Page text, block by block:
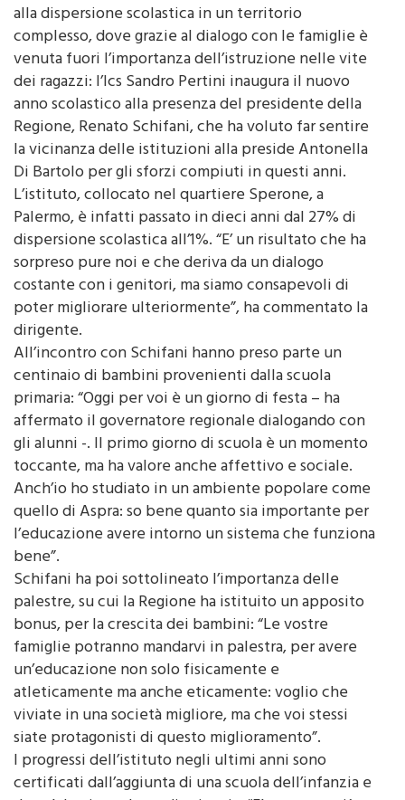
PALERMO (ITALPRESS) – Un simbolo di contrasto
alla dispersione scolastica in un territorio
complesso, dove grazie al dialogo con le famiglie è
venuta fuori l’importanza dell’istruzione nelle vite
dei ragazzi: l’Ics Sandro Pertini inaugura il nuovo
anno scolastico alla presenza del presidente della
Regione, Renato Schifani, che ha voluto far sentire
la vicinanza delle istituzioni alla preside Antonella
Di Bartolo per gli sforzi compiuti in questi anni.
L’istituto, collocato nel quartiere Sperone, a
Palermo, è infatti passato in dieci anni dal 27% di
dispersione scolastica all’1%. “E’ un risultato che ha
sorpreso pure noi e che deriva da un dialogo
costante con i genitori, ma siamo consapevoli di
poter migliorare ulteriormente”, ha commentato la
dirigente.
All’incontro con Schifani hanno preso parte un
centinaio di bambini provenienti dalla scuola
primaria: “Oggi per voi è un giorno di festa – ha
affermato il governatore regionale dialogando con
gli alunni -. Il primo giorno di scuola è un momento
toccante, ma ha valore anche affettivo e sociale.
Anch’io ho studiato in un ambiente popolare come
quello di Aspra: so bene quanto sia importante per
l’educazione avere intorno un sistema che funziona
bene”.
Schifani ha poi sottolineato l’importanza delle
palestre, su cui la Regione ha istituito un apposito
bonus, per la crescita dei bambini: “Le vostre
famiglie potranno mandarvi in palestra, per avere
un’educazione non solo fisicamente e
atleticamente ma anche eticamente: voglio che
viviate in una società migliore, ma che voi stessi
siate protagonisti di questo miglioramento”.
I progressi dell’istituto negli ultimi anni sono